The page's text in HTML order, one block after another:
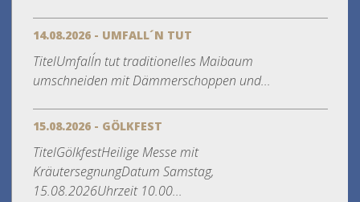
14.08.2026 - UMFALL´N TUT
TitelUmfall´n tut traditionelles Maibaum
umschneiden mit Dämmerschoppen und...
15.08.2026 - GÖLKFEST
TitelGölkfestHeilige Messe mit
KräutersegnungDatum Samstag,
15.08.2026Uhrzeit 10.00...